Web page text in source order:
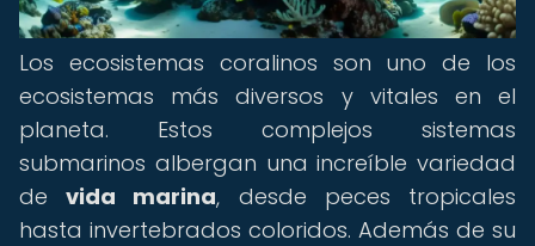
Los ecosistemas coralinos son uno de los
ecosistemas más diversos y vitales en el
planeta. Estos complejos sistemas
submarinos albergan una increíble variedad
devida marina, desde peces tropicales
hasta invertebrados coloridos. Además de su